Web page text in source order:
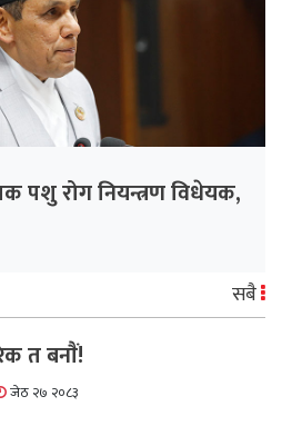
पशु रोग नियन्त्रण विधेयक,
सबै
त बनाैं!
जेठ २७ २०८३